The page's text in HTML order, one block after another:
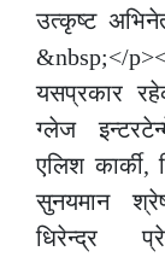
उत्कृष्ट
&nbsp;</
यसप्रकार
ग्लेज
एलिश कार्की,
सुनयमान
धिरेन्द्र